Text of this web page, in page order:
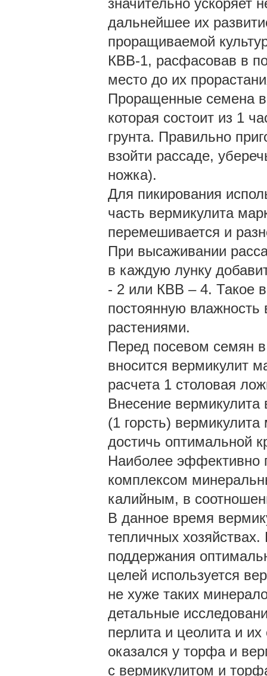
значительно ускоряет
дальнейшее их
проращиваемой
КВВ-1, расфасовав в
место до их
Проращенные семена
которая состоит из 1
грунта. Правильно
взойти рассаде,
ножка).
Для пикирования
часть вермикулита
перемешивается и
При высаживании
в каждую лунку
- 2 или КВВ – 4. Такое
постоянную влажность
растениями.
Перед посевом семян в
вносится вермикулит
расчета 1 столовая
Внесение
(1 горсть)
достичь оптимальной
Наиболее эффективно
комплексом
калийным, в
В данное время
тепличных
поддержания
целей используется
не хуже таких
детальные
перлита и цеолита и
оказался у торфа и
с вермикулитом и